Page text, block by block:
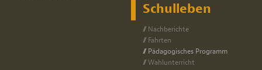
Schulleben
Nach­be­rich­te
Fahr­ten
Päd­ago­gi­sches Pro­gramm
Wahl­un­ter­richt